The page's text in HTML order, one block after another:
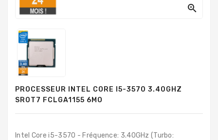
En-
Processeurs
Mémoires
RAM
Disques
Durs
PC

PROCESSEUR INTEL CORE I5-3570 3.40GHZ
SR0T7 FCLGA1155 6MO
Intel Core i5-3570 - Fréquence: 3.40GHz (Turbo: